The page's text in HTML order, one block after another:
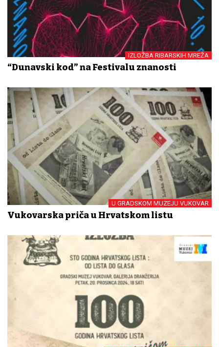
IZLOŽBA RIBARSKIH MREŽA
“Dunavski kod” na Festivalu znanosti
U GRADSKOM MUZEJU VUKOVAR
Vukovarska priča u Hrvatskom listu